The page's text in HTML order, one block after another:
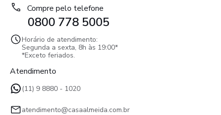
Compre pelo telefone
0800 778 5005
Horário de atendimento:
Segunda a sexta, 8h às 19:00*
*Exceto feriados.
Atendimento
(11) 9 8880 - 1020
atendimento@casaalmeida.com.br